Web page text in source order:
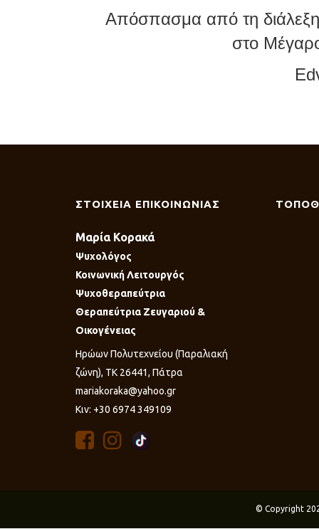
Απόσπασμα από τη
στο
ΣΤΟΙΧΕΙΑ ΕΠΙΚΟΙΝΩΝΙΑΣ
Μαρία Κορακά
Ψυχολόγος
Κοινωνική Λειτουργός
Ψυχοθεραπεύτρια
Θεραπεύτρια Ζευγαριού &
Οικογένειας
Ηρώων Πολυτεχνείου (Παραλιακή
ζώνη), ΤΚ 26441, Πάτρα
mariakoraka@yahoo.gr
Κιν: +30 6974 349109
© Copyright